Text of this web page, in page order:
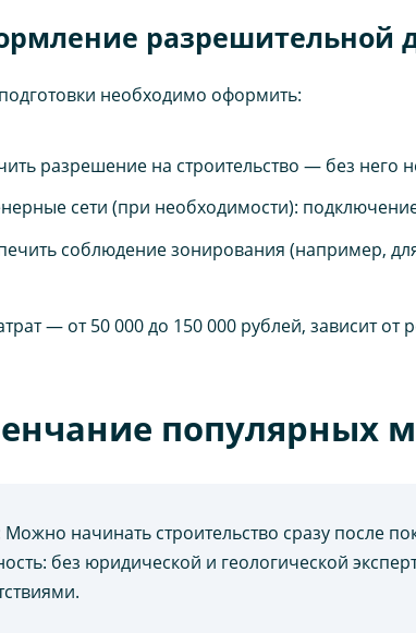
разрешительной
необходимо оформить:
разрешение на строительство — без него
сети (при необходимости):
соблюдение зонирования (например,
— от 50 000 до 150 000 рублей, зависит от
популярных
начинать строительство сразу после
без юридической и геологической